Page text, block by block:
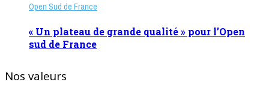
Open Sud de France
« Un plateau de grande qualité » pour l’Open
sud de France
Nos valeurs